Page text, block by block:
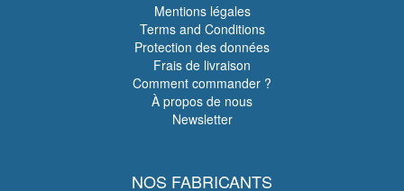
Mentions légales
Terms and Conditions
Protection des données
Frais de livraison
Comment commander ?
À propos de nous
Newsletter
NOS FABRICANTS